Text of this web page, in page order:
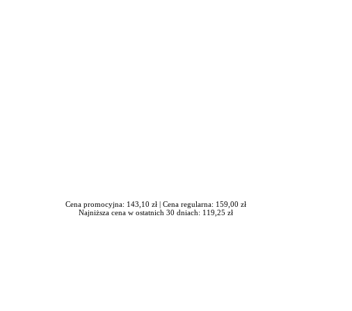
się w nowym oknie
Cena promocyjna: 143,10 zł | Cena regularna: 159,00 zł
Najniższa cena w ostatnich 30 dniach: 119,25 zł